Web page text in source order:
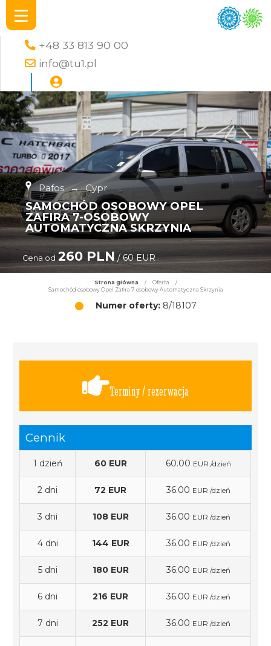
+48 33 813 90 00
info@tu1.pl
Pafos → Cypr
SAMOCHÓD OSOBOWY OPEL
ZAFIRA 7-OSOBOWY
AUTOMATYCZNA SKRZYNIA
Cena od 260 PLN/ 60 EUR
Strona główna / Oferta
/
Samochód osobowy Opel Zafira 7-osobowy Automatyczna Skrzynia
Numer oferty:8/18107
Terminy / rezerwacja
Cennik
1 dzień 60 EUR 60.00 EUR /dzień
2 dni 72 EUR 36.00 EUR /dzień
3 dni 108 EUR 36.00 EUR /dzień
4 dni 144 EUR 36.00 EUR /dzień
5 dni 180 EUR 36.00 EUR /dzień
6 dni 216 EUR 36.00 EUR /dzień
7 dni 252 EUR 36.00 EUR /dzień